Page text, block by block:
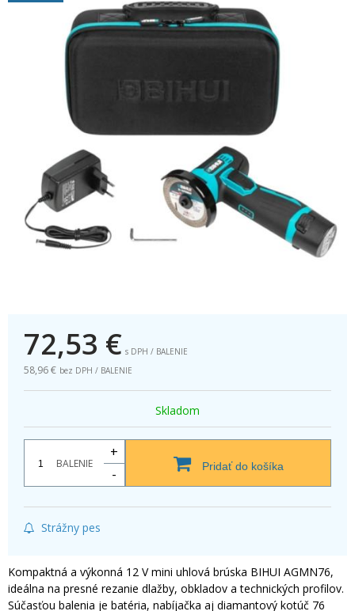
72,53 € s DPH / BALENIE
58,96 € bez DPH / BALENIE
Skladom
BALENIE
+
-
Pridať do košíka
Strážny pes
Kompaktná a výkonná 12 V mini uhlová brúska BIHUI AGMN76,
ideálna na presné rezanie dlažby, obkladov a technických profilov.
Súčasťou balenia je batéria, nabíjačka aj diamantový kotúč 76